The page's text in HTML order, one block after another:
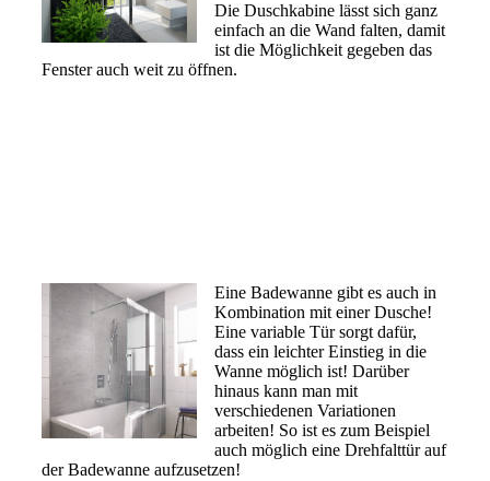
Die Duschkabine lässt sich ganz
einfach an die Wand falten, damit
ist die Möglichkeit gegeben das
Fenster auch weit zu öffnen.
Eine Badewanne gibt es auch in
Kombination mit einer Dusche!
Eine variable Tür sorgt dafür,
dass ein leichter Einstieg in die
Wanne möglich ist! Darüber
hinaus kann man mit
verschiedenen Variationen
arbeiten! So ist es zum Beispiel
auch möglich eine Drehfalttür auf
der Badewanne aufzusetzen!